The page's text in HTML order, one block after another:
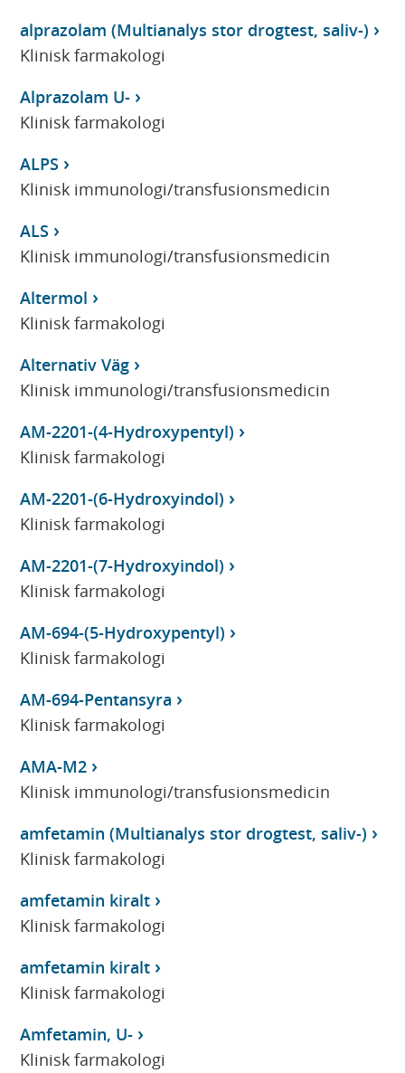
alprazolam (Multianalys stor drogtest, saliv-)
Klinisk farmakologi
Alprazolam U-
Klinisk farmakologi
ALPS
Klinisk immunologi/transfusionsmedicin
ALS
Klinisk immunologi/transfusionsmedicin
Altermol
Klinisk farmakologi
Alternativ Väg
Klinisk immunologi/transfusionsmedicin
AM-2201-(4-Hydroxypentyl)
Klinisk farmakologi
AM-2201-(6-Hydroxyindol)
Klinisk farmakologi
AM-2201-(7-Hydroxyindol)
Klinisk farmakologi
AM-694-(5-Hydroxypentyl)
Klinisk farmakologi
AM-694-Pentansyra
Klinisk farmakologi
AMA-M2
Klinisk immunologi/transfusionsmedicin
amfetamin (Multianalys stor drogtest, saliv-)
Klinisk farmakologi
amfetamin kiralt
Klinisk farmakologi
amfetamin kiralt
Klinisk farmakologi
Amfetamin, U-
Klinisk farmakologi